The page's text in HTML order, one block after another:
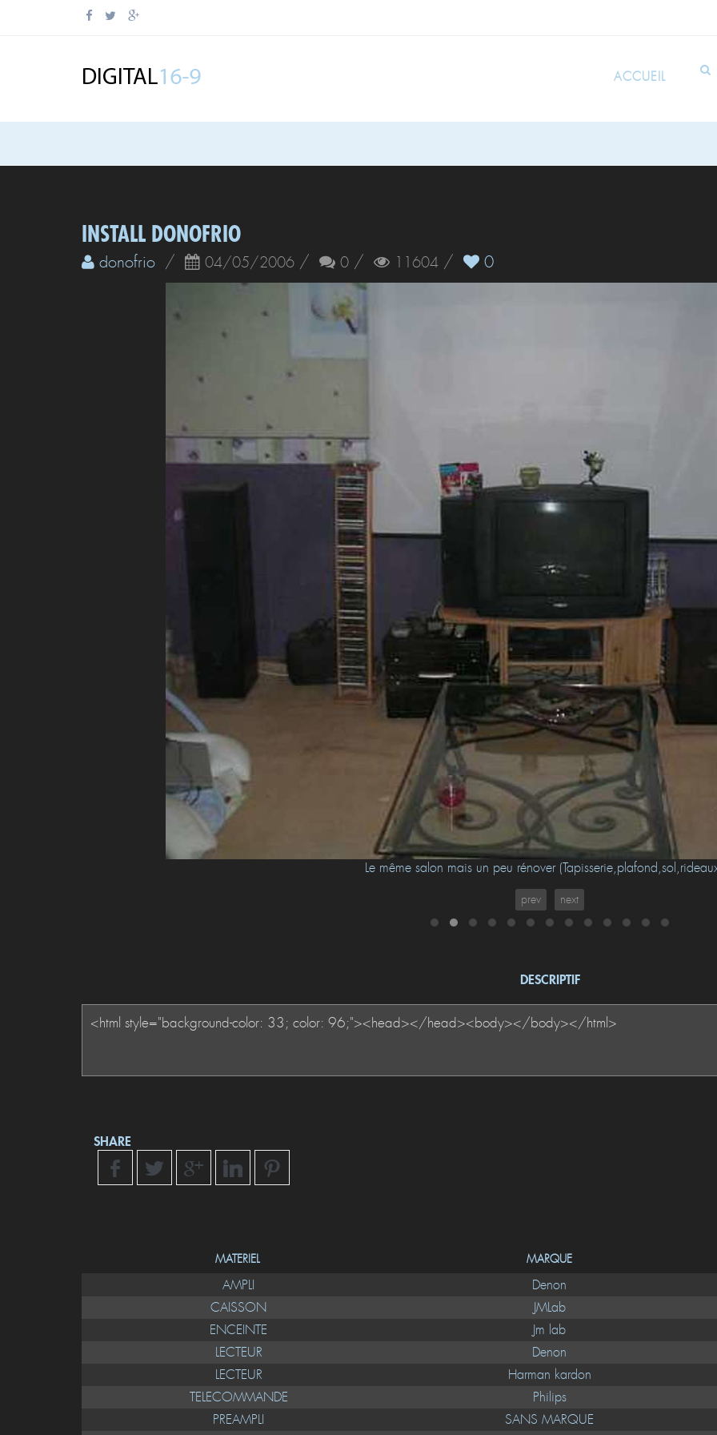
ACCUEIL
INSTALL DONOFRIO
donofrio / 04/05/2006 / 0 / 11604 / 0
Le même salon mais un peu rénover
prev next
DESCRIPTIF
SHARE
MATERIEL MARQUE
AMPLI
Denon
CAISSON
JMLab
ENCEINTE
Jm lab
LECTEUR
Denon
LECTEUR
Harman kardon
TELECOMMANDE
Philips
PREAMPLI
SANS MARQUE